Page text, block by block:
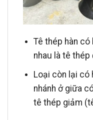
Tê thép hàn có
nhau là tê thép
Loại còn lại có
nhánh ở giữa
tê thép giảm